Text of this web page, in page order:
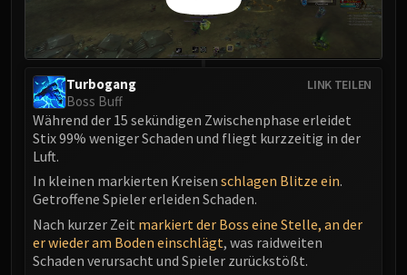
Freya
Thorim
Yogg-Saron
Algalon
RESOURCES
Addons
Weakauras
Streamers By Class
Mythic+ Streamers
LINK TEILEN
Turbogang
Boss Buff
Während der 15 sekündigen Zwischenphase erleidet
Stix 99% weniger Schaden und fliegt kurzzeitig in der
Luft.
In kleinen markierten Kreisen schlagen Blitze ein.
Getroffene Spieler erleiden Schaden.
Nach kurzer Zeit markiert der Boss eine Stelle, an der
er wieder am Boden einschlägt, was raidweiten
Schaden verursacht und Spieler zurückstößt.